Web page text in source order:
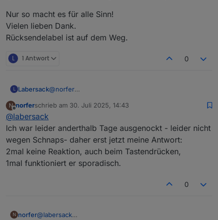
möchtest.
Nur so macht es für alle Sinn!
Vielen lieben Dank.
Rücksendelabel ist auf dem Weg.
L 1 Antwort 0
L Labersack@norfer
N
Offline
norferschrieb am 30. Juli 2025, 14:43
zuletzt editiert von
@labersack
Ich war leider anderthalb Tage ausgenockt - leider nicht
wegen Schnaps- daher erst jetzt meine Antwort:
2mal keine Reaktion, auch beim Tastendrücken,
1mal funktioniert er sporadisch.
0
N norfer@labersack